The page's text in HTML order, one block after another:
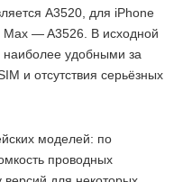
A3520, для iPhone
— A3526. В исходной
наиболее удобными за
и отсутствия серьёзных
моделей: по
проводных